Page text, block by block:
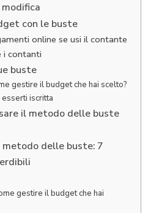
con le buste
online se usi il contante
i contanti
buste
gestire il budget che hai scelto?
iscritta
il metodo delle buste
metodo delle buste: 7
gestire il budget che hai